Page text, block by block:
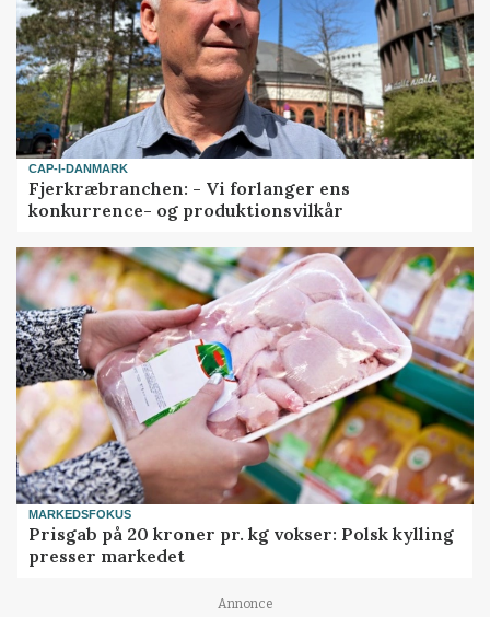
CAP-I-DANMARK
Fjerkræbranchen: - Vi forlanger ens
konkurrence- og produktionsvilkår
MARKEDSFOKUS
Prisgab på 20 kroner pr. kg vokser: Polsk kylling
presser markedet
Annonce